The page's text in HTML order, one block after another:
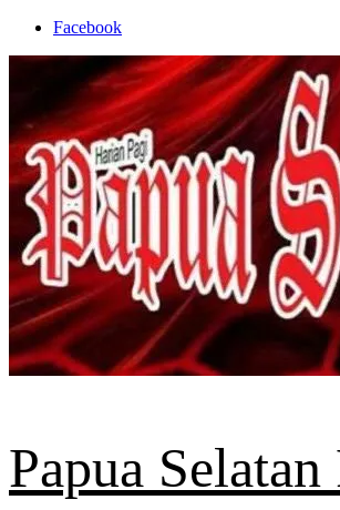
Skip
content
Facebook
Papua Selatan